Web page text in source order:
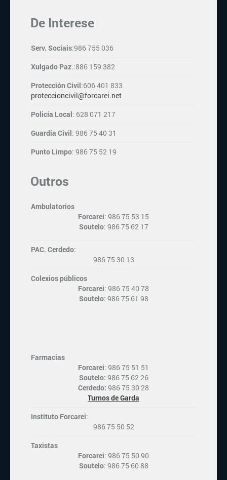
De Interese
Serv. Sociais:986 755 036
Xulgado Paz.:886 159 382
Protección Civil:606 401 833
proteccioncivil@forcarei.net
Policía Local: 628 071 217
Guardia Civil: 986 75 40 31
Punto Limpo: 986 75 52 19
Outros
Ambulatorios
Forcarei: 986 75 53 15
Soutelo: 986 75 62 17
PAC. Cerdedo:
986 75 30 13
Colexios públicos
Forcarei: 986 75 40 78
Soutelo: 986 75 61 98
Farmacias
Forcarei: 986 75 51 51
Soutelo: 986 75 62 26
Cerdedo: 986 75 30 28
Turnos de Garda
Instituto Forcarei:
986 75 50 52
Taxistas
Forcarei: 986 75 50 90
Soutelo: 986 75 60 88